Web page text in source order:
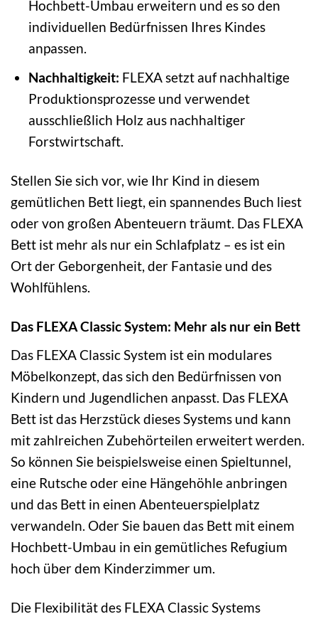
Hochbett-Umbau erweitern und es so den
individuellen Bedürfnissen Ihres Kindes
anpassen.
Nachhaltigkeit: FLEXA setzt auf nachhaltige
Produktionsprozesse und verwendet
ausschließlich Holz aus nachhaltiger
Forstwirtschaft.
Stellen Sie sich vor, wie Ihr Kind in diesem
gemütlichen Bett liegt, ein spannendes Buch liest
oder von großen Abenteuern träumt. Das FLEXA
Bett ist mehr als nur ein Schlafplatz – es ist ein
Ort der Geborgenheit, der Fantasie und des
Wohlfühlens.
Das FLEXA Classic System: Mehr als nur ein Bett
Das FLEXA Classic System ist ein modulares
Möbelkonzept, das sich den Bedürfnissen von
Kindern und Jugendlichen anpasst. Das FLEXA
Bett ist das Herzstück dieses Systems und kann
mit zahlreichen Zubehörteilen erweitert werden.
So können Sie beispielsweise einen Spieltunnel,
eine Rutsche oder eine Hängehöhle anbringen
und das Bett in einen Abenteuerspielplatz
verwandeln. Oder Sie bauen das Bett mit einem
Hochbett-Umbau in ein gemütliches Refugium
hoch über dem Kinderzimmer um.
Die Flexibilität des FLEXA Classic Systems